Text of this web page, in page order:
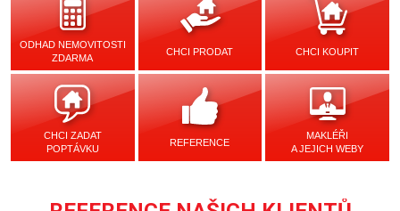
ODHAD NEMOVITOSTI
ZDARMA
CHCI PRODAT CHCI KOUPIT
CHCI ZADAT
POPTÁVKU
REFERENCE
MAKLÉŘI
A JEJICH WEBY